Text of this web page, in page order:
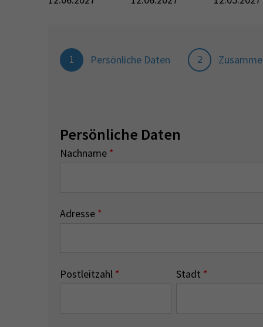
1 Persönliche Daten 2
Persönliche Daten
Nachname *
Adresse *
Postleitzahl * Stadt *